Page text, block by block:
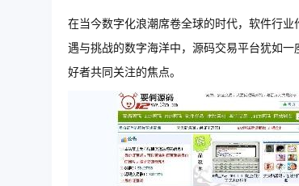
在当今数字化浪潮席卷全球的时代，软件行
遇与挑战的数字海洋中，源码交易平台犹如
好者共同关注的焦点。